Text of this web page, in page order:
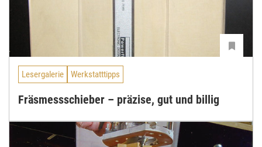
Lesergalerie Werkstatttipps
Fräsmessschieber – präzise, gut und billig